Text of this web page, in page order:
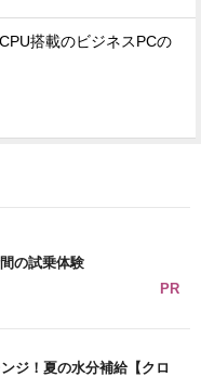
搭載のビジネスPCの
の試乗体験
PR
ジ！夏の水分補給【クロ